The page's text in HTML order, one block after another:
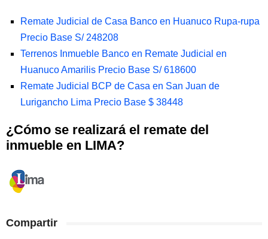
Remate Judicial de Casa Banco en Huanuco Rupa-rupa
Precio Base S/ 248208
Terrenos Inmueble Banco en Remate Judicial en
Huanuco Amarilis Precio Base S/ 618600
Remate Judicial BCP de Casa en San Juan de
Lurigancho Lima Precio Base $ 38448
¿Cómo se realizará el remate del
inmueble en LIMA?
Compartir